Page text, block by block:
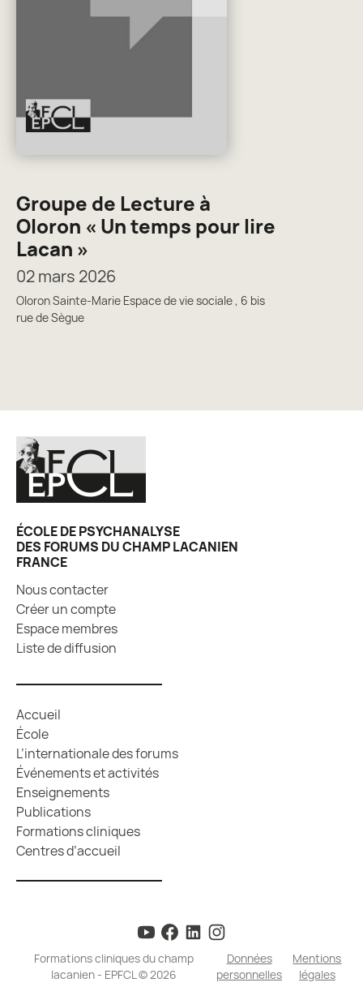
Groupe de Lecture à
Oloron « Un temps pour lire
Lacan »
02 mars 2026
Oloron Sainte-Marie Espace de vie sociale , 6 bis
rue de Sègue
ÉCOLE DE PSYCHANALYSE
DES FORUMS DU CHAMP LACANIEN
FRANCE
Nous contacter
Créer un compte
Espace membres
Liste de diffusion
Accueil
École
L’internationale des forums
Événements et activités
Enseignements
Publications
Formations cliniques
Centres d’accueil
Formations cliniques du champ
lacanien - EPFCL © 2026
Données
personnelles
Mentions
légales